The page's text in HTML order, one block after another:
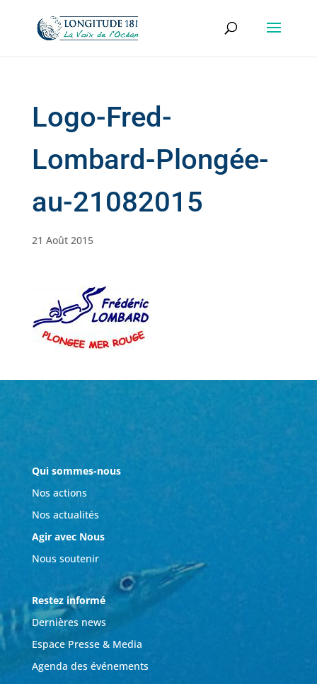
Logo-Fred-
Lombard-Plongée-
au-21082015
21 Août 2015
Qui sommes-nous
Nos actions
Nos actualités
Agir avec Nous
Nous soutenir
Restez informé
Dernières news
Espace Presse & Media
Agenda des événements